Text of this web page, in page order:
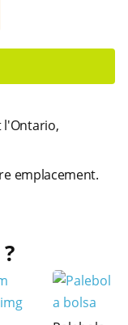
l'Ontario,
emplacement.